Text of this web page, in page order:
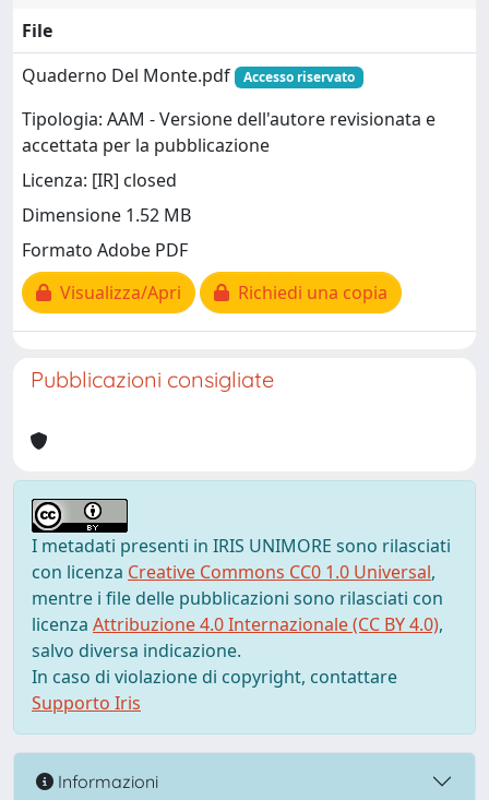
File
Quaderno Del Monte.pdf
Accesso riservato
Tipologia: AAM - Versione dell'autore revisionata e
accettata per la pubblicazione
Licenza: [IR] closed
Dimensione 1.52 MB
Formato Adobe PDF
Visualizza/Apri
Richiedi una copia
Pubblicazioni consigliate
I metadati presenti in IRIS UNIMORE sono rilasciati
con licenza Creative Commons CC0 1.0 Universal,
mentre i file delle pubblicazioni sono rilasciati con
licenza Attribuzione 4.0 Internazionale (CC BY 4.0),
salvo diversa indicazione.
In caso di violazione di copyright, contattare
Supporto Iris
Informazioni